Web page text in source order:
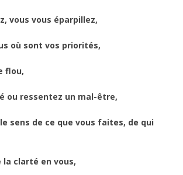
vous vous éparpillez,
où sont vos priorités,
flou,
ou ressentez un mal-être,
sens de ce que vous faites, de qui
clarté en vous,